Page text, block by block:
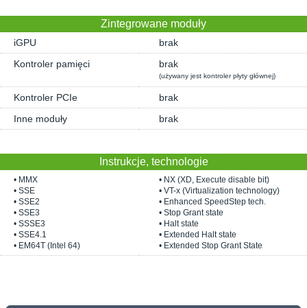
Zintegrowane moduły
iGPU
brak
Kontroler pamięci
brak
(używany jest kontroler płyty głównej)
Kontroler PCIe
brak
Inne moduły
brak
Instrukcje, technologie
• MMX
• SSE
• SSE2
• SSE3
• SSSE3
• SSE4.1
• EM64T (Intel 64)
• NX (XD, Execute disable bit)
• VT-x (Virtualization technology)
• Enhanced SpeedStep tech.
• Stop Grant state
• Halt state
• Extended Halt state
• Extended Stop Grant State